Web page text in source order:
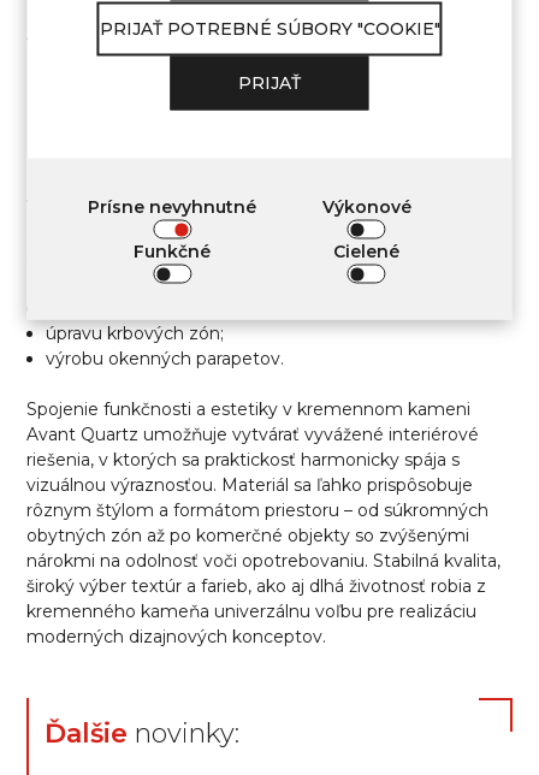
akcentný vzhľad. Kremenný kameň umožňuje vytvárať
čisté geometrické tvary a lakonické riešenia.
UNIVERZÁLNE
Výrobky z kremenného kameňa sa široko využívajú ako
dekoratívne prvky interiéru. Materiál umožňuje realizovať
rôznorodé dizajnové úlohy a je vhodný najmä na:
úpravu krbových zón;
výrobu okenných parapetov.
Spojenie funkčnosti a estetiky v kremennom kameni
Avant Quartz umožňuje vytvárať vyvážené interiérové
riešenia, v ktorých sa praktickosť harmonicky spája s
vizuálnou výraznosťou. Materiál sa ľahko prispôsobuje
rôznym štýlom a formátom priestoru – od súkromných
obytných zón až po komerčné objekty so zvýšenými
nárokmi na odolnosť voči opotrebovaniu. Stabilná kvalita,
široký výber textúr a farieb, ako aj dlhá životnosť robia z
kremenného kameňa univerzálnu voľbu pre realizáciu
moderných dizajnových konceptov.
Ďalšie novinky:
PRIJAŤ POTREBNÉ SÚBORY "COOKIE"
PRIJAŤ
Prísne nevyhnutné Výkonové
Funkčné Cielené